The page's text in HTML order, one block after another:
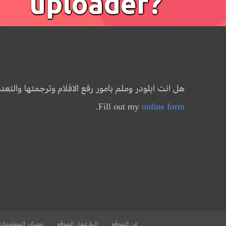
هل انت ابلودر وملم بامور رفع الافلام وترجمتها
Fill out myonline form
.
عن الموقع الية عمل الموقع مصادر